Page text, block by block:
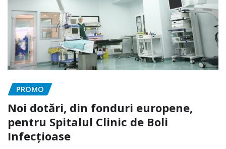
PROMO
Noi dotări, din fonduri europene,
pentru Spitalul Clinic de Boli
Infecțioase